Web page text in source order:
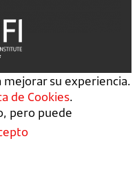
mejorar su experiencia.
de Cookies.
pero puede